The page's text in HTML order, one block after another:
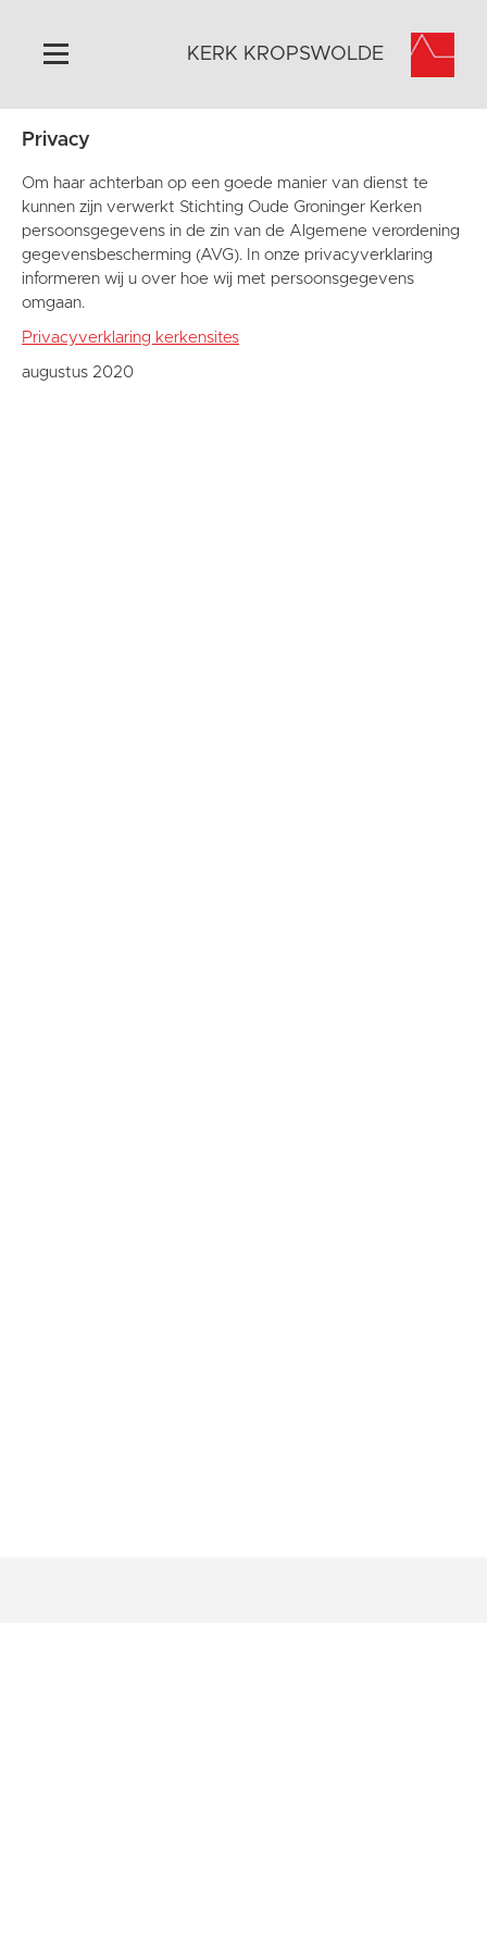
Home
Algemeen
Historie
Omgeving
Activiteiten
KERK KROPSWOLDE
Privacy
Om haar achterban op een goede manier van dienst te
kunnen zijn verwerkt Stichting Oude Groninger Kerken
persoonsgegevens in de zin van de Algemene verordening
gegevensbescherming (AVG). In onze privacyverklaring
informeren wij u over hoe wij met persoonsgegevens
omgaan.
Privacyverklaring kerkensites
augustus 2020